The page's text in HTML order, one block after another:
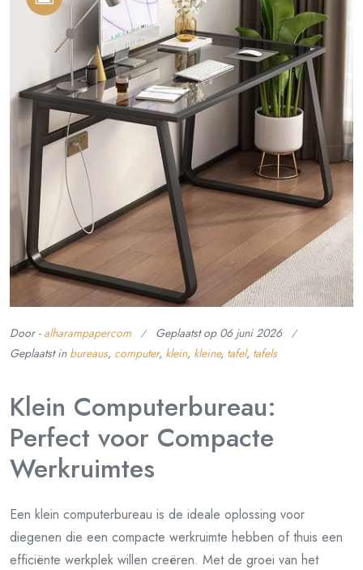
Door - alharampapercom Geplaatst op 06 juni 2026
Geplaatst in bureaus, computer, klein, kleine, tafel, tafels
Klein Computerbureau:
Perfect voor Compacte
Werkruimtes
Een klein computerbureau is de ideale oplossing voor
diegenen die een compacte werkruimte hebben of thuis een
efficiënte werkplek willen creëren. Met de groei van het